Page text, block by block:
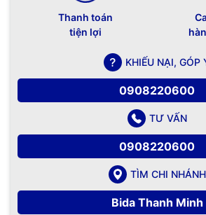
Thanh toán
tiện lợi
KHIẾU NẠI, GÓP
0908220600
TƯ VẤN
0908220600
TÌM CHI NHÁNH
Bida Thanh Minh